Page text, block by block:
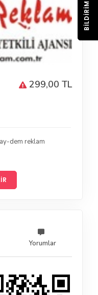
299,00 TL
dem reklam
Yorumlar
BILDIRIM